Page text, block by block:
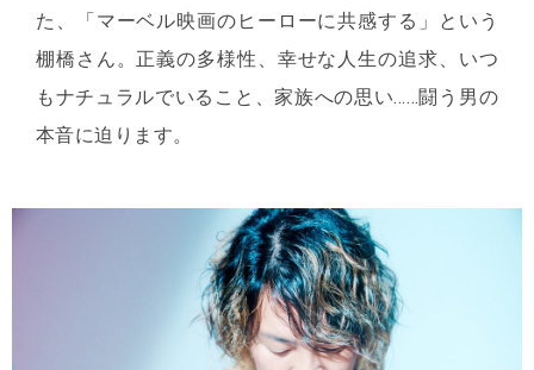
た、「マーベル映画のヒーローに共感する」という
棚橋さん。正義の多様性、幸せな人生の追求、いつ
もナチュラルでいること、家族への思い……闘う男の
本音に迫ります。